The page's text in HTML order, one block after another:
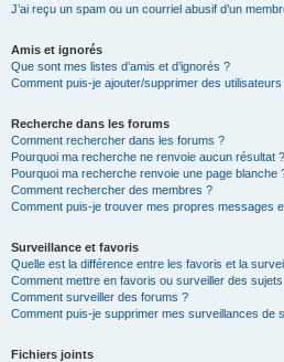
J’ai reçu un spam ou un courriel abusif d’un
Amis et ignorés
Que sont mes listes d’amis et d’ignorés ?
Comment puis-je ajouter/supprimer des utilisateurs
Recherche dans les forums
Comment rechercher dans les forums ?
Pourquoi ma recherche ne renvoie aucun résultat ?
Pourquoi ma recherche renvoie une page blanche
Comment rechercher des membres ?
Comment puis-je trouver mes propres messages
Surveillance et favoris
Quelle est la différence entre les favoris et la
Comment mettre en favoris ou surveiller des
Comment surveiller des forums ?
Comment puis-je supprimer mes surveillances de
Fichiers joints